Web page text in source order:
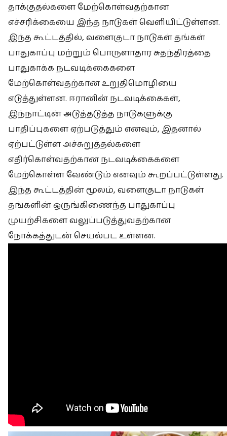
தாக்குதல்களை மேற்கொள்வதற்கான
எச்சரிக்கையை இந்த நாடுகள் வெளியிட்டுள்ளன.
இந்த கூட்டத்தில், வளைகுடா நாடுகள் தங்கள்
பாதுகாப்பு மற்றும் பொருளாதார சுதந்திரத்தை
பாதுகாக்க நடவடிக்கைகளை
மேற்கொள்வதற்கான உறுதிமொழியை
எடுத்துள்ளன. ஈரானின் நடவடிக்கைகள்,
இந்நாட்டின் அடுத்தடுத்த நாடுகளுக்கு
பாதிப்புகளை ஏற்படுத்தும் எனவும், இதனால்
ஏற்பட்டுள்ள அச்சுறுத்தல்களை
எதிர்கொள்வதற்கான நடவடிக்கைகளை
மேற்கொள்ள வேண்டும் எனவும் கூறப்பட்டுள்ளது.
இந்த கூட்டத்தின் மூலம், வளைகுடா நாடுகள்
தங்களின் ஒருங்கிணைந்த பாதுகாப்பு
முயற்சிகளை வலுப்படுத்துவதற்கான
நோக்கத்துடன் செயல்பட உள்ளன.